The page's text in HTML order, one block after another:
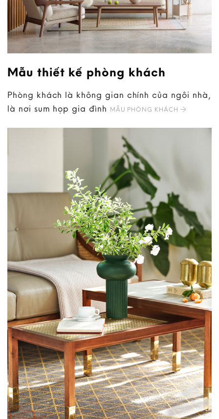
Mẫu thiết kế phòng khách
Phòng khách là không gian chính của ngôi nhà,
là nơi sum họp gia đình MẪU PHÒNG KHÁCH